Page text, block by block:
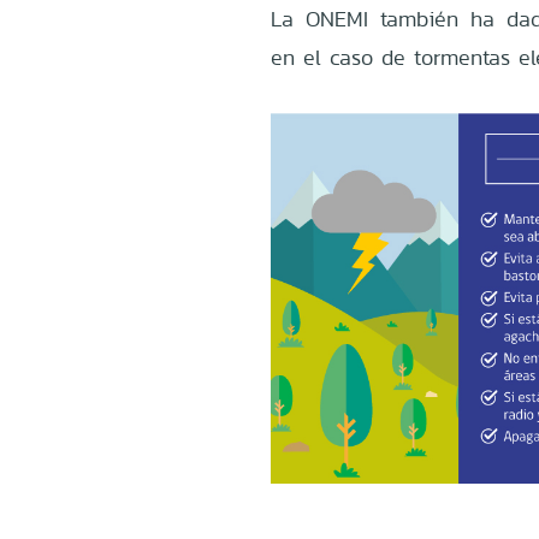
La ONEMI también ha
en el caso de tormentas